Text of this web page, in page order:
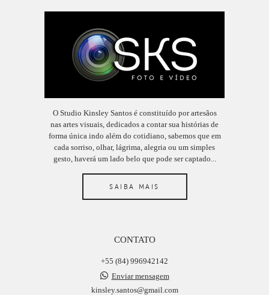
O Studio Kinsley Santos é constituído por artesãos
nas artes visuais, dedicados a contar sua histórias de
forma única indo além do cotidiano, sabemos que em
cada sorriso, olhar, lágrima, alegria ou um simples
gesto, haverá um lado belo que pode ser captado...
SAIBA MAIS
CONTATO
+55 (84) 996942142
Enviar mensagem
kinsley.santos@gmail.com